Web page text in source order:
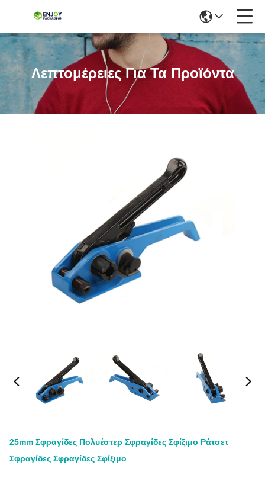
Λεπτομέρειες Για Τα Προϊόντα
25mm Σφραγίδες Πολυέστερ Σφραγίδες Σφίξιμο Ράτσετ
Σφραγίδες Σφραγίδες Σφίξιμο